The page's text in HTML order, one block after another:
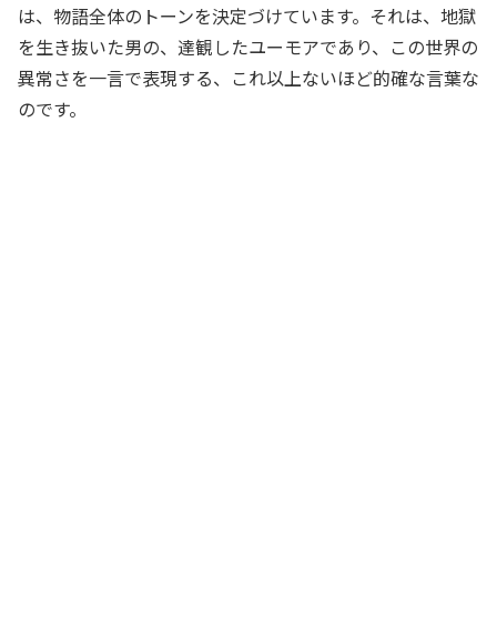
は、物語全体のトーンを決定づけています。それは、地獄
を生き抜いた男の、達観したユーモアであり、この世界の
異常さを一言で表現する、これ以上ないほど的確な言葉な
のです。